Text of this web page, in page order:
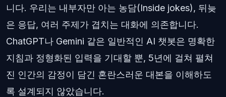
니다. 우리는 내부자만 아는 농담(Inside jokes), 뒤늦
은 응답, 여러 주제가 겹치는 대화에 의존합니다.
ChatGPT나 Gemini 같은 일반적인 AI 챗봇은 명확한
지침과 정형화된 입력을 기대할 뿐, 5년에 걸쳐 펼쳐
진 인간의 감정이 담긴 혼란스러운 대본을 이해하도
록 설계되지 않았습니다.